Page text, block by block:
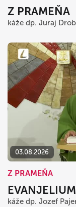
Z PRAMEŇA
káže dp. Juraj
03.08.2026
Z PRAMEŇA
káže dp. Jozef